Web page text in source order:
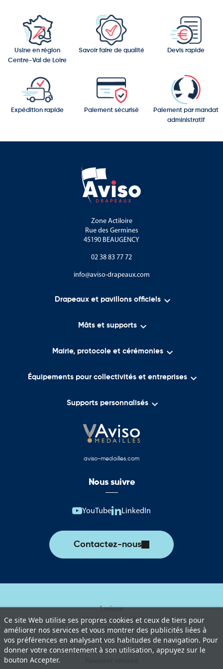
Usine en région
Centre-Val de Loire
Savoir faire de qualité Devis rapide
Expédition rapide Paiement sécurisé
Paiement par mandat
administratif
Zone Actiloire
Rue des Germines
45190 BEAUGENCY
02 38 83 77 72
info@aviso-drapeaux.com
Drapeaux et pavillons officiels 
Mâts et supports 
Mairie, protocole et cérémonies 
Équipements pour collectivités et entreprises 
Supports personnalisés 
Ce site Web utilise ses propres cookies et ceux de tiers pour
améliorer nos services et vous montrer des publicités liées à
vos préférences en analysant vos habitudes de navigation. Pour
donner votre consentement à son utilisation, appuyez sur le
bouton Accepter.
aviso-medailles.com
Nous suivre
YouTube LinkedIn
Contactez-nous
Lexique
Livraison et retours
C.G.V
Mentions légales
Politique de protection des données